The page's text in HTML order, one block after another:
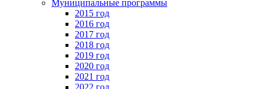
Муниципальные программы
2015 год
2016 год
2017 год
2018 год
2019 год
2020 год
2021 год
2022 год